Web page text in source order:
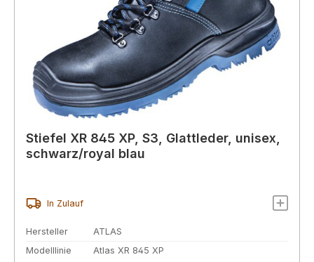
Stiefel XR 845 XP, S3, Glattleder, unisex,
schwarz/royal blau
In Zulauf
Hersteller
ATLAS
Modelllinie
Atlas XR 845 XP